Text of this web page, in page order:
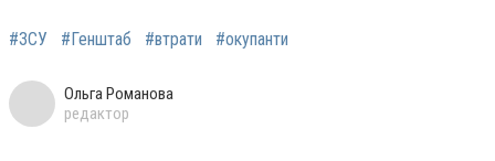
#ЗСУ #Генштаб #втрати #окупанти
Ольга Романова
редактор